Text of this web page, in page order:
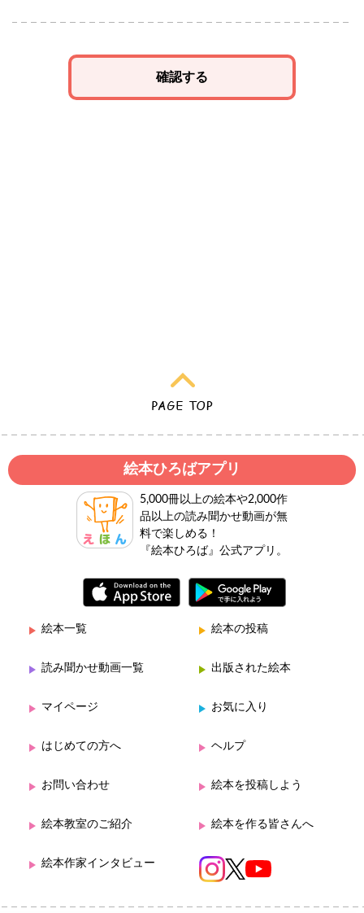
確認する
絵本ひろばアプリ
5,000冊以上の絵本や2,000作
品以上の読み聞かせ動画が無
料で楽しめる！
『絵本ひろば』公式アプリ。
絵本一覧 絵本の投稿
読み聞かせ動画一覧 出版された絵本
マイページ お気に入り
はじめての方へ ヘルプ
お問い合わせ 絵本を投稿しよう
絵本教室のご紹介 絵本を作る皆さんへ
絵本作家インタビュー